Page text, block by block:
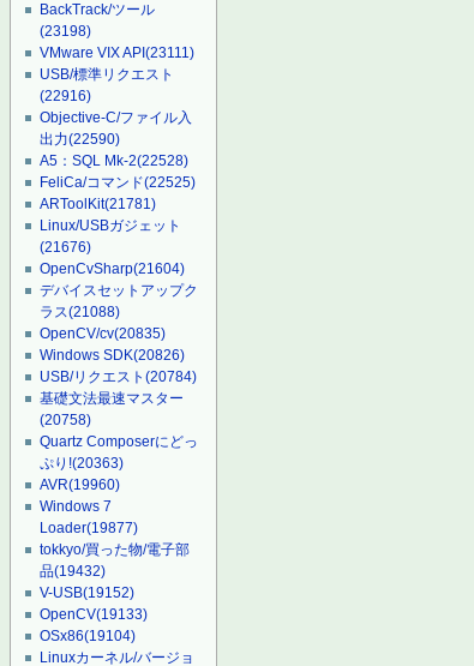
BackTrack/ツール
(23198)
VMware VIX API(23111)
USB/標準リクエスト
(22916)
Objective-C/ファイル入
出力(22590)
A5：SQL Mk-2(22528)
FeliCa/コマンド(22525)
ARToolKit(21781)
Linux/USBガジェット
(21676)
OpenCvSharp(21604)
デバイスセットアップク
ラス(21088)
OpenCV/cv(20835)
Windows SDK(20826)
USB/リクエスト(20784)
基礎文法最速マスター
(20758)
Quartz Composerにどっ
ぷり!(20363)
AVR(19960)
Windows 7
Loader(19877)
tokkyo/買った物/電子部
品(19432)
V-USB(19152)
OpenCV(19133)
OSx86(19104)
Linuxカーネル/バージョ